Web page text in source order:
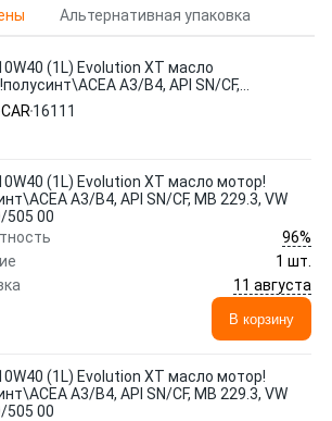
Альтернативная упаковка
(1L) Evolution XT масло
A3/B4, API SN/CF,
VW 502 00/505 00
16111
(1L) Evolution XT масло мотор!
A3/B4, API SN/CF, MB 229.3, VW
505 00
96%
1 шт.
11 августа
В корзину
(1L) Evolution XT масло мотор!
A3/B4, API SN/CF, MB 229.3, VW
505 00